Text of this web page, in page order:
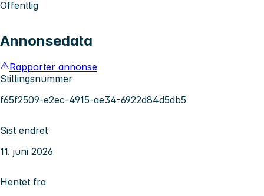
Offentlig
Annonsedata
Rapporter annonse
Stillingsnummer
f65f2509-e2ec-4915-ae34-6922d84d5db5
Sist endret
11. juni 2026
Hentet fra